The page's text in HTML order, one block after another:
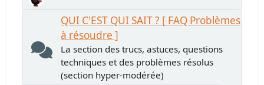
QUI C'EST QUI SAIT ? [ FAQ Problèmes
à résoudre ]
La section des trucs, astuces, questions
techniques et des problèmes résolus
(section hyper-modérée)